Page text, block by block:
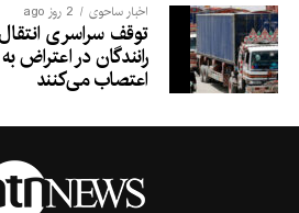
اخبار ساحوی 2 روز ago
توقف سراسری انتقال
رانندگان در اعتراض
اعتصاب می‌کنند